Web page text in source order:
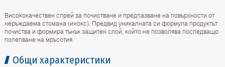
Висококачествен спрей за почистване и предпазване на повърхности от
неръждаема стомана (инокс). Предвид уникалната си формула продуктът
почиства и формира тънък защитен слой, който не позволява последващо
полепване на мръсотия.
Общи характеристики